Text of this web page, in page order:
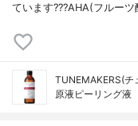
ています???AHA(フルー
TUNEMAKERS(チ
原液ピーリング液